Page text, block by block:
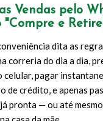
Vendas pelo
"Compre e
dita as
correria do dia a dia,
celular, pagar
de crédito, e apenas
pronta — ou até